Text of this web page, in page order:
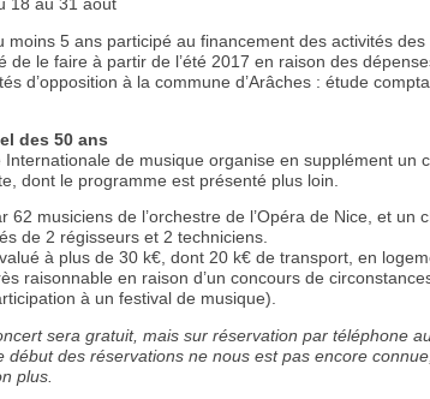
18 au 31 août
moins 5 ans participé au financement des activités des
de le faire à partir de l’été 2017 en raison des
d’opposition à la commune d’Arâches : étude
des 50 ans
Internationale de musique organise en supplément un
dont le programme est présenté plus loin.
62 musiciens de l’orchestre de l’Opéra de Nice, et un
de 2 régisseurs et 2 techniciens.
à plus de 30 k€, dont 20 k€ de transport, en
raisonnable en raison d’un concours de
à un festival de musique).
sera gratuit, mais sur réservation par téléphone
début des réservations ne nous est pas encore
plus.